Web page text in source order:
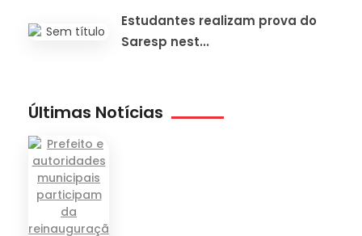
Estudantes realizam prova do
Saresp nest...
Últimas Notícias